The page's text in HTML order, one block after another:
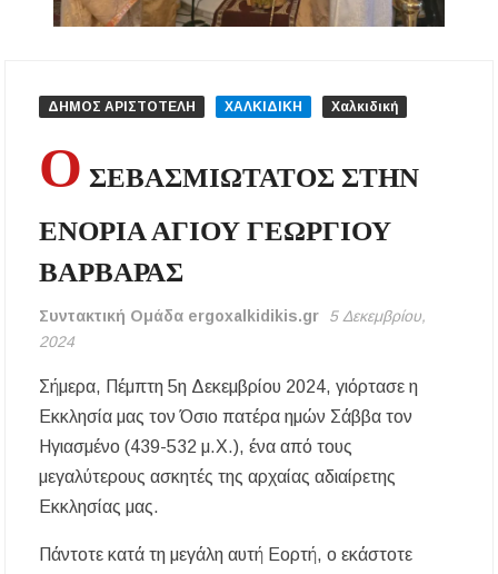
Δήμος Κασσάνδρας: Εντός μικροβιολογικών
Ιερά Πανήγυρις: Κοιμήσεως Θεοτόκου
Πορταριάς Χαλκιδικής
ΥΓΙΑΙΝΕΙΝ: Δωρεάν προληπτικές εξετάσεις
Σίβηρη Χαλκιδικής: Απαγόρευση χρήσης του
νερού για πόση μετά από μικροβιολογική
και απώλειες στις κρατήσεις
Μεταμόρφωση του Σωτήρος: Ο συμβολισμός
των σταφυλιών που ευλογούνται στις εκκλησίες
Μουσική Εκδήλωση της Φιλαρμονικής
ΔΗΜΟΣ ΑΡΙΣΤΟΤΕΛΗ ΧΑΛΚΙΔΙΚΗ Χαλκιδική
Ο ΣΕΒΑΣΜΙΩΤΑΤΟΣ ΣΤΗΝ
ΕΝΟΡΙΑ ΑΓΙΟΥ ΓΕΩΡΓΙΟΥ
ΒΑΡΒΑΡΑΣ
Συντακτική Ομάδα ergoxalkidikis.gr
5 Δεκεμβρίου,
2024
Σήμερα, Πέμπτη 5η Δεκεμβρίου 2024, γιόρτασε η
Εκκλησία μας τον Όσιο πατέρα ημών Σάββα τον
Ηγιασμένο (439-532 μ.Χ.), ένα από τους
μεγαλύτερους ασκητές της αρχαίας αδιαίρετης
Εκκλησίας μας.
Πάντοτε κατά τη μεγάλη αυτή Εορτή, ο εκάστοτε